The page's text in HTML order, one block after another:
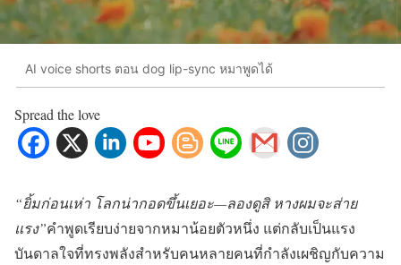
AI voice shorts ตอน dog lip-sync หมาพูดได้
Spread the love
“ยิ้มก่อนเห่า โลกน่ากอดขึ้นเยอะ—ลองดูสิ หางผมจะส่าย
แรง”คำพูดเรียบง่ายจากหมาน้อยตัวหนึ่ง แต่กลับเป็นแรง
บันดาลใจที่ทรงพลังสำหรับคนหลายคนที่กำลังเผชิญกับความ